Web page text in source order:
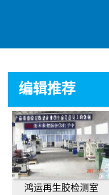
编辑推荐
鸿运再生胶检测室